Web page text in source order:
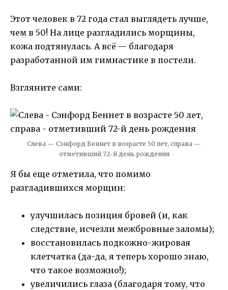
Этот человек в 72 года стал выглядеть лучше,
чем в 50! На лице разгладились морщины,
кожа подтянулась. А всё — благодаря
разработанной им гимнастике в постели.
Взгляните сами:
Слева — Сэнфорд Беннет в возрасте 50 лет, справа —
отметивший 72-й день рождения
Я бы еще отметила, что помимо
разгладившихся морщин:
улучшилась позиция бровей (и, как
следствие, исчезли межбровные заломы);
восстановилась подкожно-жировая
клетчатка (да-да, я теперь хорошо знаю,
что такое возможно!);
увеличились глаза (благодаря тому, что